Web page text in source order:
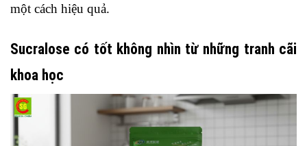
một cách hiệu quả.
Sucralose có tốt không nhìn từ những tranh cãi
khoa học